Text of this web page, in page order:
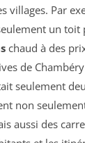
villages. Par
un toit
chaud à des
de
seulement
non
aussi des